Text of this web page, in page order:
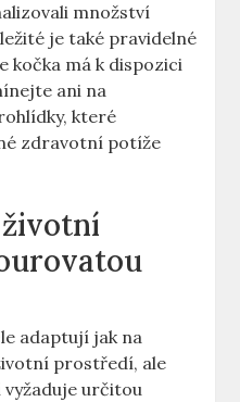
množství
je také pravidelné
kočka má k dispozici
ani na
které
zdravotní potíže
adaptují jak na
prostředí, ale
určitou